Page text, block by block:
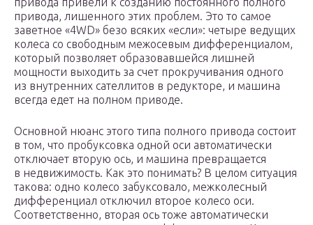
привода, лишенного этих проблем. Это то самое
заветное «4WD» безо всяких «если»: четыре ведущих
колеса со свободным межосевым дифференциалом,
который позволяет образовавшейся лишней
мощности выходить за счет прокручивания одного
из внутренних сателлитов в редукторе, и машина
всегда едет на полном приводе.
Основной нюанс этого типа полного привода состоит
в том, что пробуксовка одной оси автоматически
отключает вторую ось, и машина превращается
в недвижимость. Как это понимать? В целом ситуация
такова: одно колесо забуксовало, межколесный
дифференциал отключил второе колесо оси.
Соответственно, вторая ось тоже автоматически